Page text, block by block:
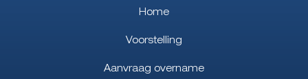
Home
Voorstelling
Aanvraag overname